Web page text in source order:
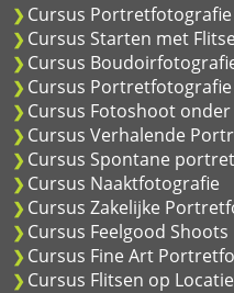
Cursus Portretfotografie
Cursus Starten met
Cursus
Cursus
Cursus Fotoshoot
Cursus Verhalende
Cursus Spontane
Cursus Naaktfotografie
Cursus Zakelijke
Cursus Feelgood Shoots
Cursus Fine Art
Cursus Flitsen op Locatie